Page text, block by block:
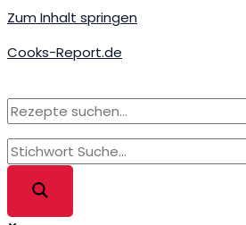
Zum Inhalt springen
Cooks-Report.de